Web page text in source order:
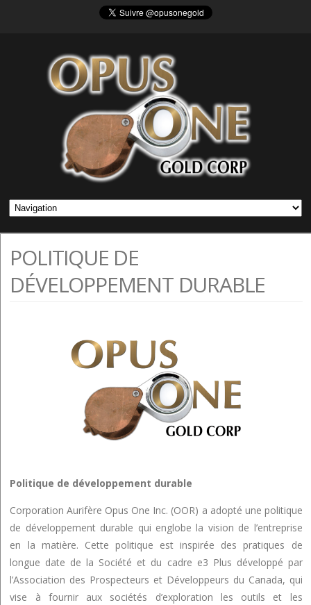
POLITIQUE DE
DÉVELOPPEMENT DURABLE
Politique de développement durable
Corporation Aurifère Opus One Inc. (OOR) a adopté une politique
de développement durable qui englobe la vision de l’entreprise
en la matière. Cette politique est inspirée des pratiques de
longue date de la Société et du cadre e3 Plus développé par
l’Association des Prospecteurs et Développeurs du Canada, qui
vise à fournir aux sociétés d’exploration les outils et les